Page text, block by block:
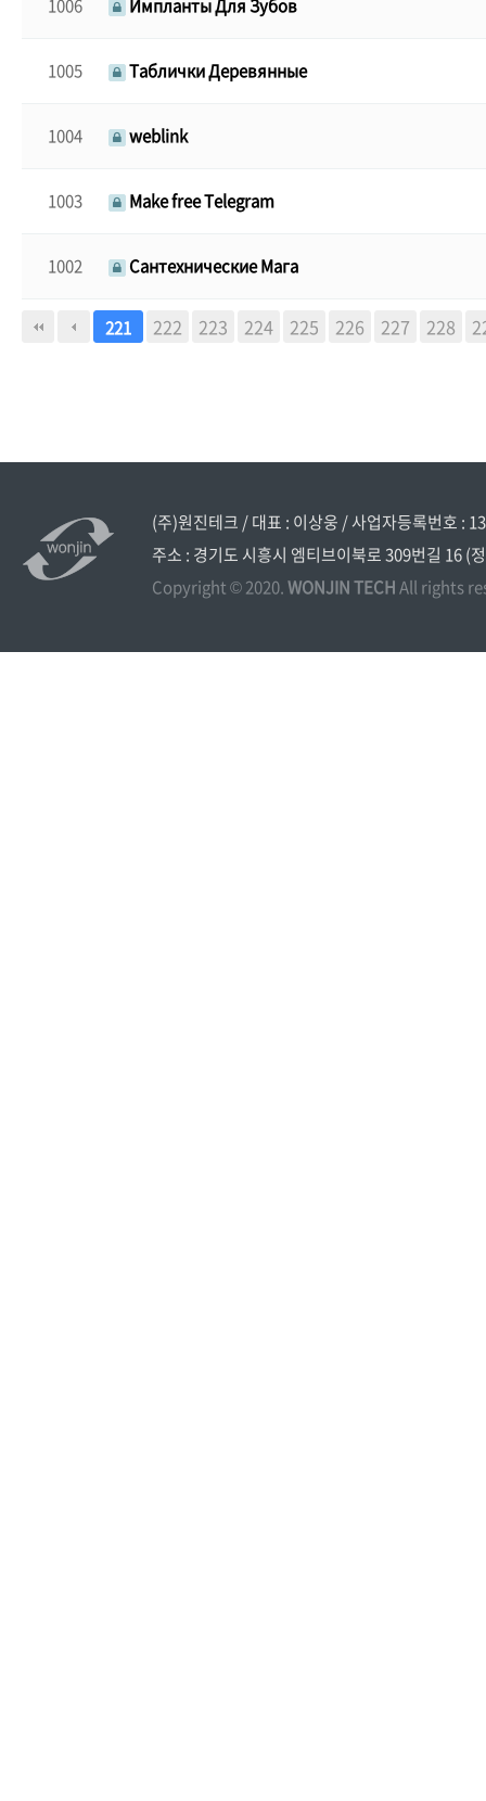
1006 Импланты Для Зубов
1005 Таблички Деревянные
1004 weblink
1003 Make free Telegram
1002 Сантехнические Мага
221 222 223 224 225 226 227 228
다음 맨끝
(주)원진테크 / 대표 : 이상웅 / 사업자등록번호 :
주소 : 경기도 시흥시 엠티브이북로 309번길 16
Copyright © 2020.WONJIN TECHAll rights